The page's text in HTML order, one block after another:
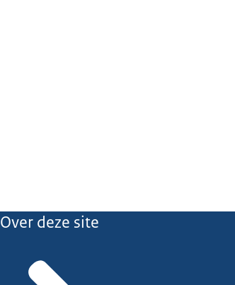
Over deze site